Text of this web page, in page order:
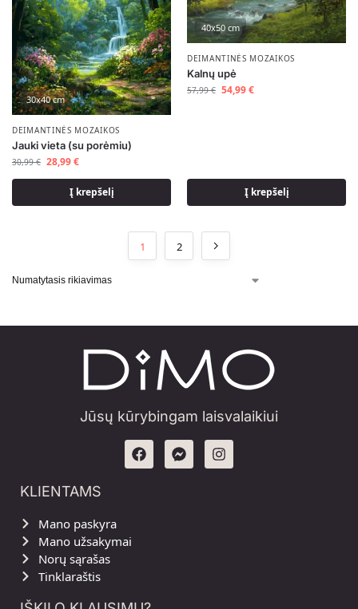
30x40 cm
DEIMANTINĖS MOZAIKOS
Jauki vieta (su porėmiu)
30,99€ 28,99€
Į krepšelį
40x50 cm
DEIMANTINĖS MOZAIKOS
Kalnų upė
57,99€ 54,99€
Į krepšelį
1 2
Jūsų kūrybingam laisvalaikiui
KLIENTAMS
Mano paskyra
Mano užsakymai
Norų sąrašas
Tinklaraštis